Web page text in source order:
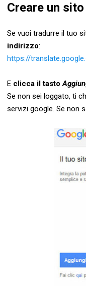
Creare un
Se vuoi tradurre il tuo
indirizzo:
https://
E clicca il tasto
Se non sei loggato, ti
servizi google. Se non